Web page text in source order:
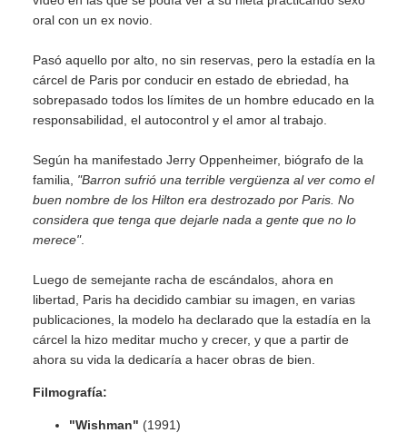
oral con un ex novio.
Pasó aquello por alto, no sin reservas, pero la estadía en la
cárcel de Paris por conducir en estado de ebriedad, ha
sobrepasado todos los límites de un hombre educado en la
responsabilidad, el autocontrol y el amor al trabajo.
Según ha manifestado Jerry Oppenheimer, biógrafo de la
familia, "Barron sufrió una terrible vergüenza al ver como el
buen nombre de los Hilton era destrozado por Paris. No
considera que tenga que dejarle nada a gente que no lo
merece".
Luego de semejante racha de escándalos, ahora en
libertad, Paris ha decidido cambiar su imagen, en varias
publicaciones, la modelo ha declarado que la estadía en la
cárcel la hizo meditar mucho y crecer, y que a partir de
ahora su vida la dedicaría a hacer obras de bien.
Filmografía:
"Wishman" (1991)